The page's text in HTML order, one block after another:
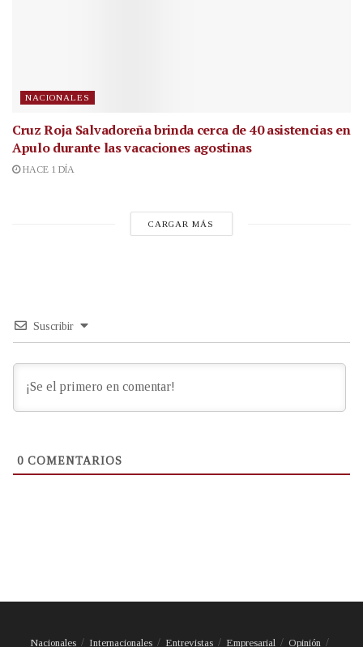
NACIONALES
Cruz Roja Salvadoreña brinda cerca de 40 asistencias en
Apulo durante las vacaciones agostinas
HACE 1 DÍA
CARGAR MÁS
Suscribir
0 COMENTARIOS
Nacionales Internacionales Entrevistas Empresarial Opinión